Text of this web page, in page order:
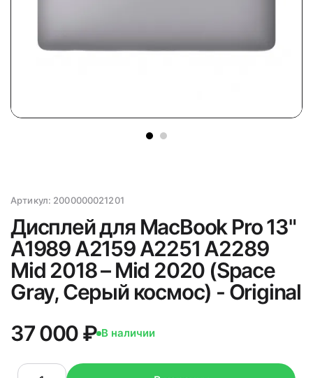
Артикул: 2000000021201
Дисплей для MacBook Pro 13"
A1989 A2159 A2251 A2289
Mid 2018 – Mid 2020 (Space
Gray, Серый космос) - Original
37 000 ₽ В наличии